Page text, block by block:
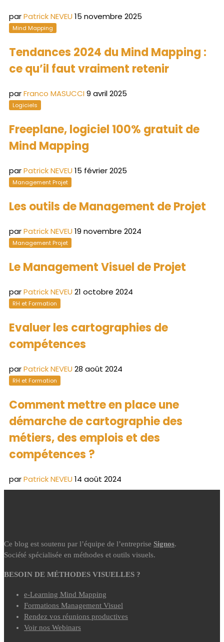
parPatrick NEVEU 15 novembre 2025
Mind Mapping
Tendances 2024 du Mind Mapping :
ce qu’il faut vraiment retenir
parFranco MASUCCI9 avril 2025
Logiciels
Freeplane, logiciel 100% gratuit de
Mind Mapping
parPatrick NEVEU 15 février 2025
Management Projet
Les outils de Management de Projet
parPatrick NEVEU 19 novembre 2024
Management Projet
Le Management Visuel de Projet
parPatrick NEVEU 21 octobre 2024
RH et Formation
Evaluer les cartographies de
compétences
parPatrick NEVEU 28 août 2024
RH et Formation
Comment mettre en place une
démarche de cartographie des
métiers, des emplois et des
compétences ?
parPatrick NEVEU 14 août 2024
Ce blog est soutenu par l’équipe de l’entreprise Signos.
Société spécialisée en méthodes et outils visuels.
BESOIN DE MÉTHODES VISUELLES ?
e-Learning Mind Mapping
Formations Management Visuel
Rendez vos réunions productives
Voir nos Webinars